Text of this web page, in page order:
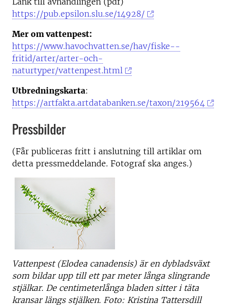
https://pub.epsilon.slu.se/14928/
Mer om vattenpest:
https://www.havochvatten.se/hav/fiske--
fritid/arter/arter-och-
naturtyper/vattenpest.html
Utbredningskarta:
https://artfakta.artdatabanken.se/taxon/219564
Pressbilder
(Får publiceras fritt i anslutning till artiklar om
detta pressmeddelande. Fotograf ska anges.)
Vattenpest (Elodea canadensis) är en dybladsväxt
som bildar upp till ett par meter långa slingrande
stjälkar. De centimeterlånga bladen sitter i täta
kransar längs stjälken. Foto: Kristina Tattersdill